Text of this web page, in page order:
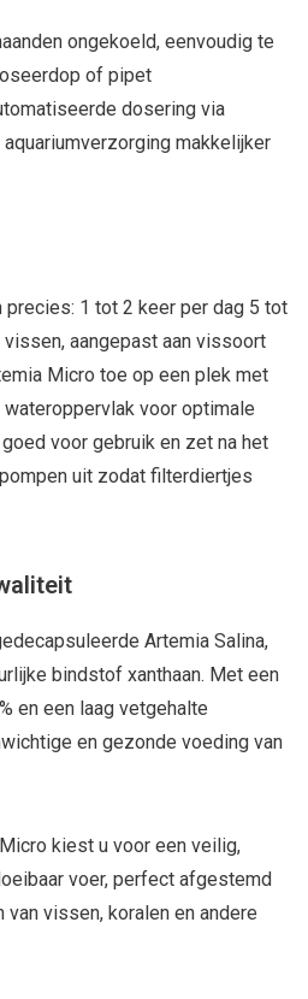
ongekoeld, eenvoudig te
of pipet
dosering via
makkelijker
1 tot 2 keer per dag 5 tot
aangepast aan vissoort
Micro toe op een plek met
voor optimale
voor gebruik en zet na het
uit zodat filterdiertjes
Artemia Salina,
bindstof xanthaan. Met een
en een laag vetgehalte
en gezonde voeding van
kiest u voor een veilig,
voer, perfect afgestemd
vissen, koralen en andere